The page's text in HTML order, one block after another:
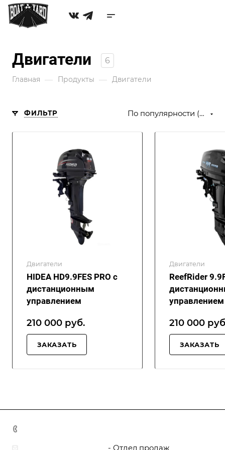
Двигатели 6
Главная — Продукты — Двигатели
ФИЛЬТР По популярности (убывание)
Двигатели
HIDEA HD9.9FES PRO с
дистанционным
управлением
210 000 руб.
ЗАКАЗАТЬ
Двигатели
ReefRider
управлением
210 000
ЗАКАЗАТЬ
- Отдел продаж